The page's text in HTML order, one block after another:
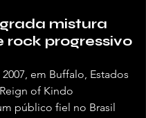
mistura
rock progressivo
em Buffalo, Estados
of Kindo
público fiel no Brasil